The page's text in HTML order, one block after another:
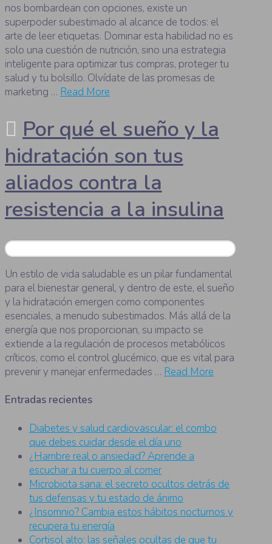
nos bombardean con opciones, existe un
superpoder subestimado al alcance de todos: el
arte de leer etiquetas. Dominar esta habilidad no es
solo una cuestión de nutrición, sino una estrategia
inteligente para optimizar tus compras, proteger tu
salud y tu bolsillo. Olvídate de las promesas de
marketing … Read More
Por qué el sueño y la
hidratación son tus
aliados contra la
resistencia a la insulina
Un estilo de vida saludable es un pilar fundamental
para el bienestar general, y dentro de este, el sueño
y la hidratación emergen como componentes
esenciales, a menudo subestimados. Más allá de la
energía que nos proporcionan, su impacto se
extiende a la regulación de procesos metabólicos
críticos, como el control glucémico, que es vital para
prevenir y manejar enfermedades … Read More
Entradas recientes
Diabetes y salud cardiovascular: el combo
que debes cuidar desde el día uno
¿Hambre real o ansiedad? Aprende a
escuchar a tu cuerpo al comer
Microbiota sana: el secreto ocultos detrás de
tus defensas y tu estado de ánimo
¿Insomnio? Cambia estos hábitos nocturnos y
recupera tu energía
Cortisol alto: las señales ocultas de que tu